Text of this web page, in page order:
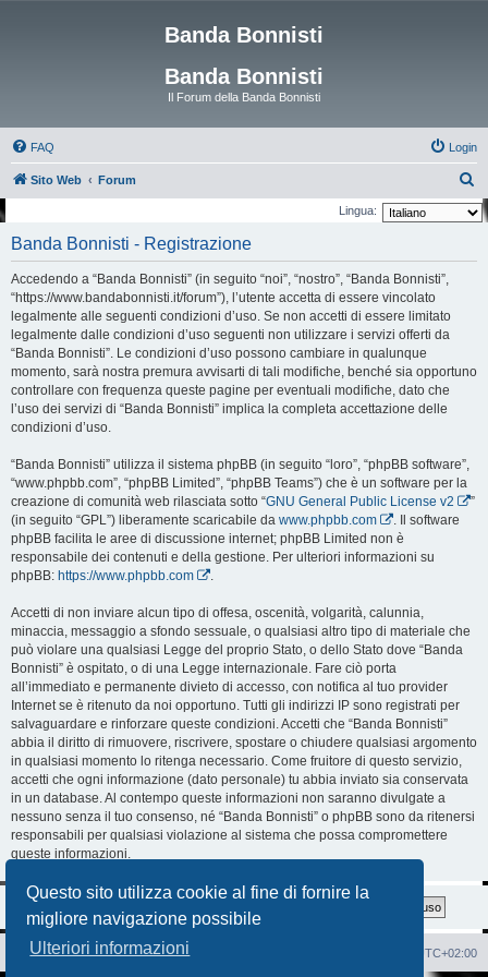
Questo sito utilizza cookie al fine di fornire la
migliore navigazione possibile
Ulteriori informazioni
Banda Bonnisti
Banda Bonnisti
Il Forum della Banda Bonnisti
FAQ Login
Sito Web Forum
e
Lingua:
Banda Bonnisti - Registrazione
Accedendo a “Banda Bonnisti” (in seguito “noi”, “nostro”, “Banda Bonnisti”,
“https://www.bandabonnisti.it/forum”), l’utente accetta di essere vincolato
legalmente alle seguenti condizioni d’uso. Se non accetti di essere limitato
legalmente dalle condizioni d’uso seguenti non utilizzare i servizi offerti da
“Banda Bonnisti”. Le condizioni d’uso possono cambiare in qualunque
momento, sarà nostra premura avvisarti di tali modifiche, benché sia opportuno
controllare con frequenza queste pagine per eventuali modifiche, dato che
l’uso dei servizi di “Banda Bonnisti” implica la completa accettazione delle
condizioni d’uso.
“Banda Bonnisti” utilizza il sistema phpBB (in seguito “loro”, “phpBB software”,
“www.phpbb.com”, “phpBB Limited”, “phpBB Teams”) che è un software per la
creazione di comunità web rilasciata sotto “GNU General Public License v2
”
(in seguito “GPL”) liberamente scaricabile da www.phpbb.com
. Il software
phpBB facilita le aree di discussione internet; phpBB Limited non è
responsabile dei contenuti e della gestione. Per ulteriori informazioni su
phpBB: https://www.phpbb.com .
Accetti di non inviare alcun tipo di offesa, oscenità, volgarità, calunnia,
minaccia, messaggio a sfondo sessuale, o qualsiasi altro tipo di materiale che
può violare una qualsiasi Legge del proprio Stato, o dello Stato dove “Banda
Bonnisti” è ospitato, o di una Legge internazionale. Fare ciò porta
all’immediato e permanente divieto di accesso, con notifica al tuo provider
Internet se è ritenuto da noi opportuno. Tutti gli indirizzi IP sono registrati per
salvaguardare e rinforzare queste condizioni. Accetti che “Banda Bonnisti”
abbia il diritto di rimuovere, riscrivere, spostare o chiudere qualsiasi argomento
in qualsiasi momento lo ritenga necessario. Come fruitore di questo servizio,
accetti che ogni informazione (dato personale) tu abbia inviato sia conservata
in un database. Al contempo queste informazioni non saranno divulgate a
nessuno senza il tuo consenso, né “Banda Bonnisti” o phpBB sono da ritenersi
responsabili per qualsiasi violazione al sistema che possa compromettere
queste informazioni.
Sito Web Forum UTC+02:00